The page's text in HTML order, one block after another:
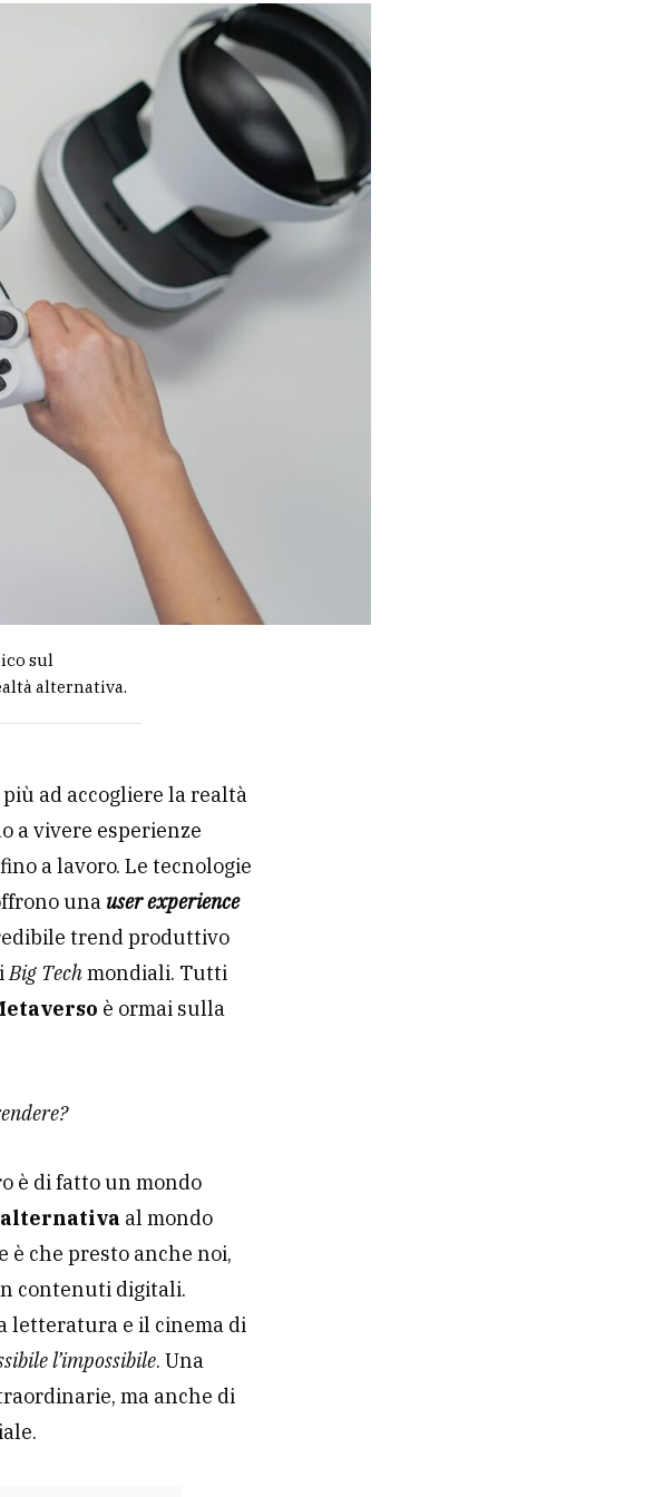
sul
alternativa.
ad accogliere la realtà
a vivere esperienze
a lavoro. Le tecnologie
una user experience
trend produttivo
Big Techmondiali. Tutti
è ormai sulla
è di fatto un mondo
al mondo
è che presto anche noi,
contenuti digitali.
letteratura e il cinema di
l’impossibile. Una
ma anche di